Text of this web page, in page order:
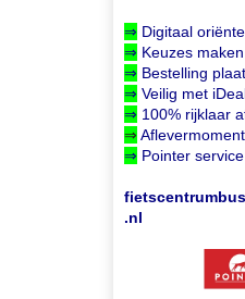
⇒ Digitaal
⇒ Keuzes maken
⇒ Bestelling
⇒ Veilig met
⇒ 100% rijklaar
⇒
⇒ Pointer
.nl